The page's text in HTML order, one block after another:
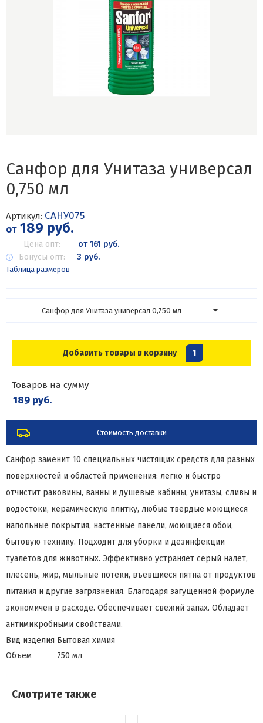
Санфор для Унитаза универсал
0,750 мл
Артикул: САНУ075
от189 руб.
Цена опт:
от 161 руб.
Бонусы опт:
3 руб.
Таблица размеров
Санфор для Унитаза универсал 0,750 мл
Добавить товары в корзину 1
Товаров на сумму
189 руб.
Стоимость доставки
Санфор заменит 10 специальных чистящих средств для разных
поверхностей и областей применения: легко и быстро
отчистит раковины, ванны и душевые кабины, унитазы, сливы и
водостоки, керамическую плитку, любые твердые моющиеся
напольные покрытия, настенные панели, моющиеся обои,
бытовую технику. Подходит для уборки и дезинфекции
туалетов для животных. Эффективно устраняет серый налет,
плесень, жир, мыльные потеки, въевшиеся пятна от продуктов
питания и другие загрязнения. Благодаря загущенной формуле
экономичен в расходе. Обеспечивает свежий запах. Обладает
антимикробными свойствами.
Вид изделия Бытовая химия
Объем
750 мл
Смотрите также